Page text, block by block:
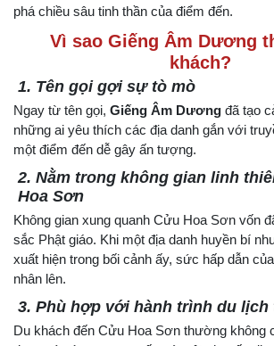
phá chiều sâu tinh thần của điểm đến.
Vì sao Giếng Âm Dương
khách?
1. Tên gọi gợi sự tò mò
Ngay từ tên gọi, Giếng Âm Dương đã tạo
những ai yêu thích các địa danh gắn với
một điểm đến dễ gây ấn tượng.
2. Nằm trong không gian linh
Hoa Sơn
Không gian xung quanh Cửu Hoa Sơn vốn
sắc Phật giáo. Khi một địa danh huyền bí
xuất hiện trong bối cảnh ấy, sức hấp dẫn
nhân lên.
3. Phù hợp với hành trình du lịch
Du khách đến Cửu Hoa Sơn thường không